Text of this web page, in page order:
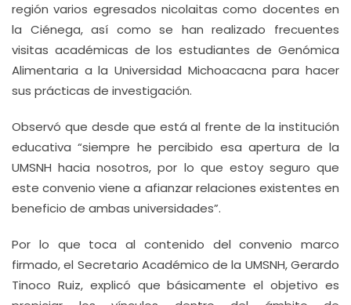
región varios egresados nicolaitas como docentes en
la Ciénega, así como se han realizado frecuentes
visitas académicas de los estudiantes de Genómica
Alimentaria a la Universidad Michoacacna para hacer
sus prácticas de investigación.
Observó que desde que está al frente de la institución
educativa “siempre he percibido esa apertura de la
UMSNH hacia nosotros, por lo que estoy seguro que
este convenio viene a afianzar relaciones existentes en
beneficio de ambas universidades”.
Por lo que toca al contenido del convenio marco
firmado, el Secretario Académico de la UMSNH, Gerardo
Tinoco Ruiz, explicó que básicamente el objetivo es